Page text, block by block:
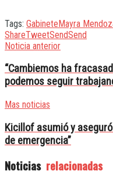
Tags: GabineteMayra
ShareTweetSendSend
Noticia anterior
“Cambiemos ha
podemos seguir
Mas noticias
Kicillof asumió y
de emergencia”
Noticias relacionadas